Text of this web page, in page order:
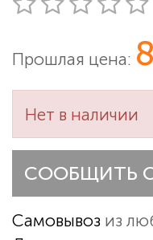
Прошлая цена:
Нет в наличии
СООБЩИТЬ
Самовывоз из